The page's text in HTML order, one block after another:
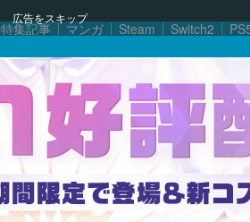
広告をスキップ
特集記事 マンガ Steam Switch2